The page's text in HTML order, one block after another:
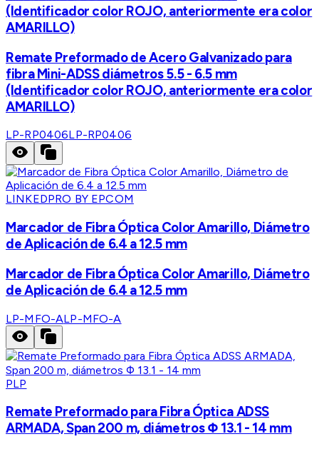
(Identificador color ROJO, anteriormente era color
AMARILLO)
Remate Preformado de Acero Galvanizado para
fibra Mini-ADSS diámetros 5.5 - 6.5 mm
(Identificador color ROJO, anteriormente era color
AMARILLO)
LP-RP0406LP-RP0406
LINKEDPRO BY EPCOM
Marcador de Fibra Óptica Color Amarillo, Diámetro
de Aplicación de 6.4 a 12.5 mm
Marcador de Fibra Óptica Color Amarillo, Diámetro
de Aplicación de 6.4 a 12.5 mm
LP-MFO-ALP-MFO-A
PLP
Remate Preformado para Fibra Óptica ADSS
ARMADA, Span 200 m, diámetros Φ 13.1 - 14 mm